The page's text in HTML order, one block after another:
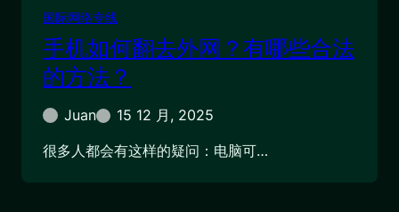
国际网络专线
手机如何翻去外网？有哪些合法
的方法？
Juan
15 12 月, 2025
很多人都会有这样的疑问：电脑可…